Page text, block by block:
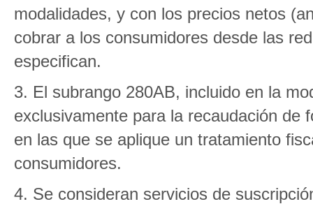
modalidades, y con los precios netos
cobrar a los consumidores desde las
especifican.
3. El subrango 280AB, incluido en la
exclusivamente para la recaudación de
en las que se aplique un tratamiento
consumidores.
4. Se consideran servicios de